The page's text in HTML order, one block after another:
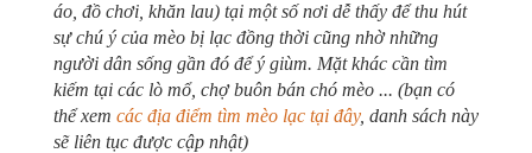
áo, đồ chơi, khăn lau) tại một số nơi dễ thấy để thu hút
sự chú ý của mèo bị lạc đồng thời cũng nhờ những
người dân sống gần đó để ý giùm. Mặt khác cần tìm
kiếm tại các lò mổ, chợ buôn bán chó mèo ... (bạn có
thể xem các địa điểm tìm mèo lạc tại đây, danh sách này
sẽ liên tục được cập nhật)